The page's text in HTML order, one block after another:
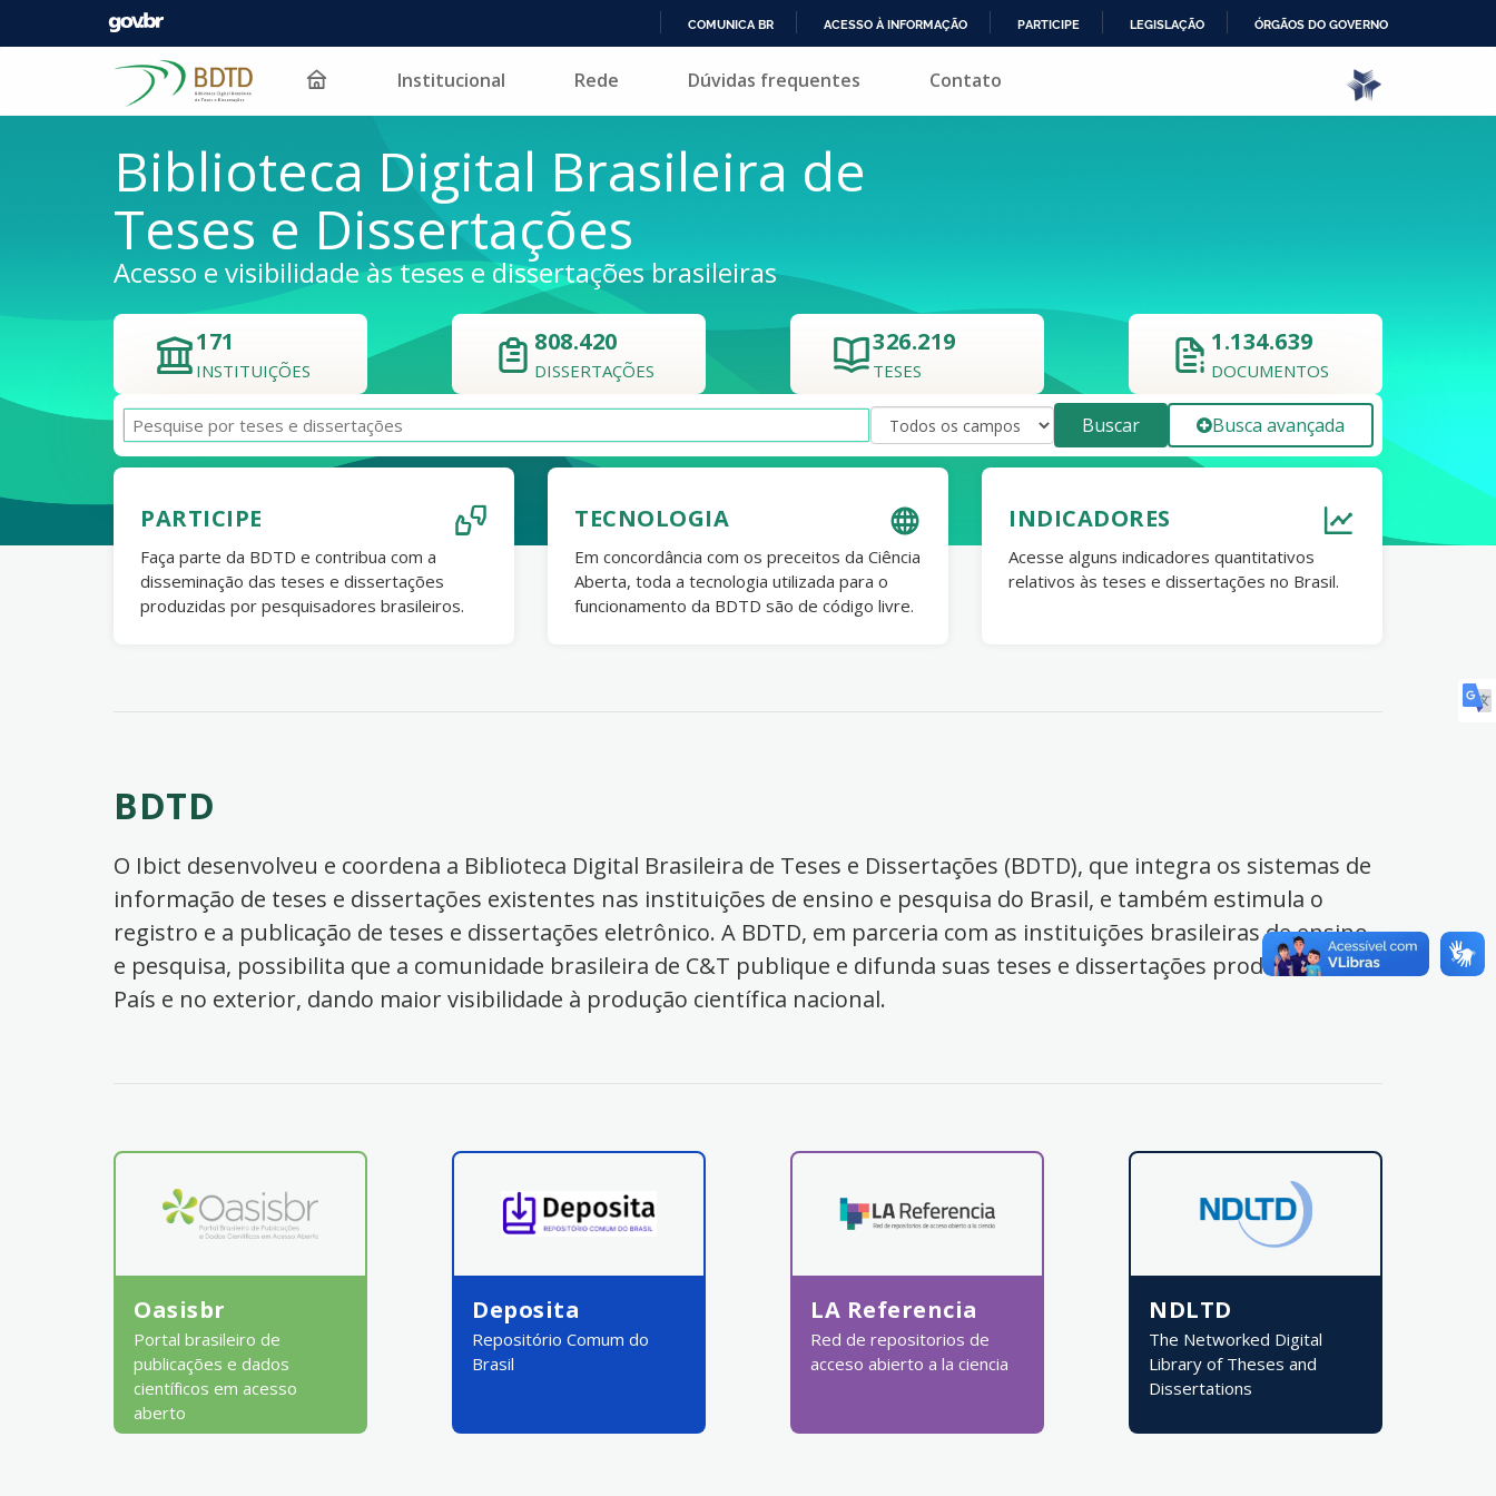
PARA
COMUNICA BR ACESSO À INFORMAÇÃO PARTICIPE LEGISLAÇÃO ÓRGÃOS DO GOVERNO
Pular para o conteúdo Institucional Rede Dúvidas frequentes Contato
Biblioteca Digital Brasileira de
Teses e Dissertações
Acesso e visibilidade às teses e dissertações brasileiras
171
INSTITUIÇÕES
808.420
DISSERTAÇÕES
326.219
TESES
1.134.639
DOCUMENTOS
Buscar Busca avançada
PARTICIPE
Faça parte da BDTD e contribua com a
disseminação das teses e dissertações
produzidas por pesquisadores brasileiros.
TECNOLOGIA
Em concordância com os preceitos da Ciência
Aberta, toda a tecnologia utilizada para o
funcionamento da BDTD são de código livre.
INDICADORES
Acesse alguns indicadores quantitativos
relativos às teses e dissertações no Brasil.
BDTD
O Ibict desenvolveu e coordena a Biblioteca Digital Brasileira de Teses e Dissertações (BDTD), que integra os sistemas de
informação de teses e dissertações existentes nas instituições de ensino e pesquisa do Brasil, e também estimula o
registro e a publicação de teses e dissertações eletrônico. A BDTD, em parceria com as instituições brasileiras de ensino
e pesquisa, possibilita que a comunidade brasileira de C&T publique e difunda suas teses e dissertações produzidas no
País e no exterior, dando maior visibilidade à produção científica nacional.
Oasisbr
Portal brasileiro de
publicações e dados
científicos em acesso
aberto
Deposita
Repositório Comum do
Brasil
LA Referencia
Red de repositorios de
acceso abierto a la ciencia
NDLTD
The Networked Digital
Library of Theses and
Dissertations